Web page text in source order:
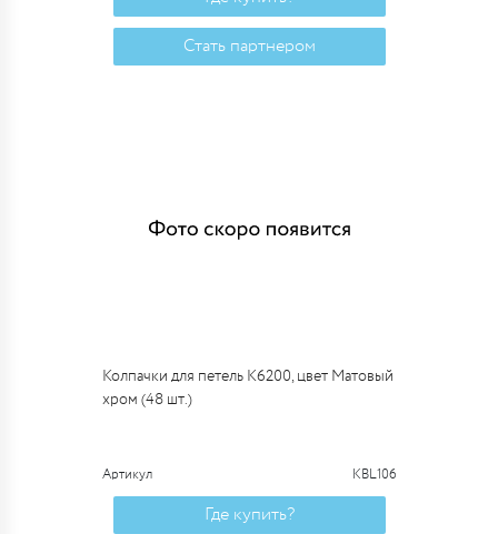
Стать партнером
Колпачки для петель К6200, цвет Матовый
хром (48 шт.)
Артикул KBL106
Где купить?